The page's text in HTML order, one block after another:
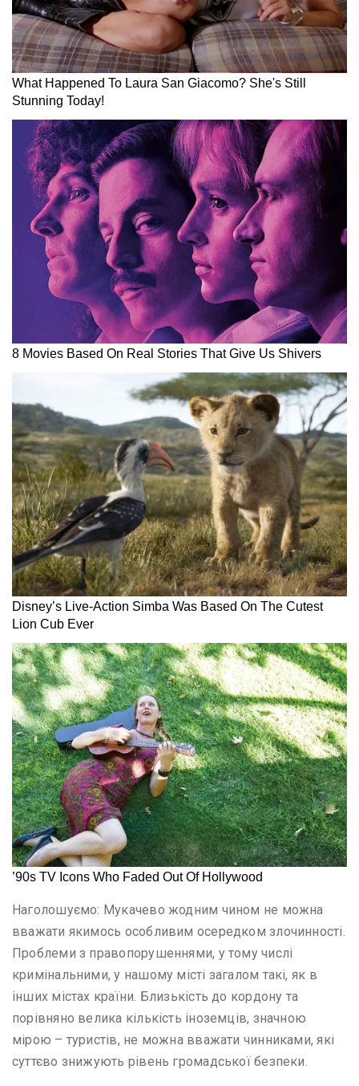
Наголошуємо: Мукачево жодним чином не можна
вважати якимось особливим осередком злочинності.
Проблеми з правопорушеннями, у тому числі
кримінальними, у нашому місті загалом такі, як в
інших містах країни. Близькість до кордону та
порівняно велика кількість іноземців, значною
мірою – туристів, не можна вважати чинниками, які
суттєво знижують рівень громадської безпеки.